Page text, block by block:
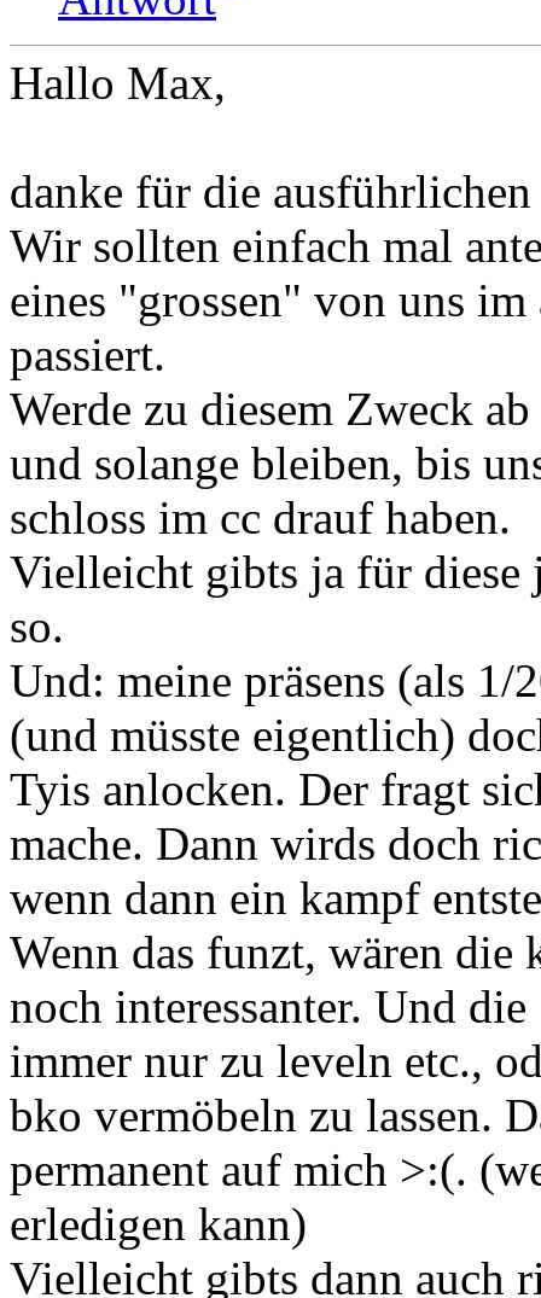
Hallo Max,
danke für die
Wir sollten einfach mal
eines "grossen" von uns
passiert.
Werde zu diesem Zweck
und solange bleiben, bis
schloss im cc drauf haben.
Vielleicht gibts ja für diese
so.
Und: meine präsens (als
(und müsste eigentlich)
Tyis anlocken. Der fragt
mache. Dann wirds doch
wenn dann ein kampf
Wenn das funzt, wären die
noch interessanter. Und
immer nur zu leveln etc.,
bko vermöbeln zu lassen.
permanent auf mich >:(.
erledigen kann)
Vielleicht gibts dann auch